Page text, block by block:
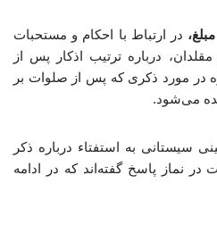
در ارتباط با احکام و مستحبات
درباره ترتیب اذکار پس از
در مورد ذکری که پس از صلوات بر
می‌شود.
به استفتاء درباره ذکر
نماز پاسخ گفته‌اند که در ادامه